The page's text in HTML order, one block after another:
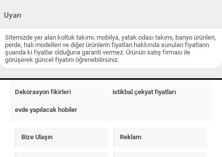
Uyarı
Sitemizde yer alan koltuk takımı, mobilya, yatak odası takımı, banyo ürünleri,
perde, halı modelleri ve diğer ürünlerin fiyatları hakkında sunulan fiyatların
şuanda ki fiyatlar olduğuna garanti vermez. Ürünün satış firması ile
görüşerek güncel fiyatını öğrenebilirsiniz.
Dekorasyon fikirleri istikbal çekyat fiyatları
evde yapılacak hobiler
Bize Ulaşın Reklam